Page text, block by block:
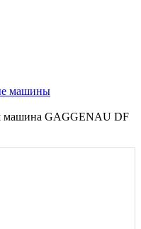
машины
машина GAGGENAU DF